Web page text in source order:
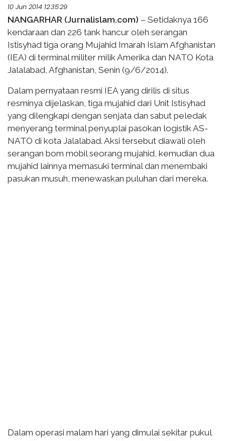
10 Jun 2014 12:35:29
NANGARHAR (Jurnalislam.com) – Setidaknya 166
kendaraan dan 226 tank hancur oleh serangan
Istisyhad tiga orang Mujahid Imarah Islam Afghanistan
(IEA) di terminal militer milik Amerika dan NATO Kota
Jalalabad, Afghanistan, Senin (9/6/2014).
Dalam pernyataan resmi IEA yang dirilis di situs
resminya dijelaskan, tiga mujahid dari Unit Istisyhad
yang dilengkapi dengan senjata dan sabut peledak
menyerang terminal penyuplai pasokan logistik AS-
NATO di kota Jalalabad. Aksi tersebut diawali oleh
serangan bom mobil seorang mujahid, kemudian dua
mujahid lainnya memasuki terminal dan menembaki
pasukan musuh, menewaskan puluhan dari mereka.
Dalam operasi malam hari yang dimulai sekitar pukul